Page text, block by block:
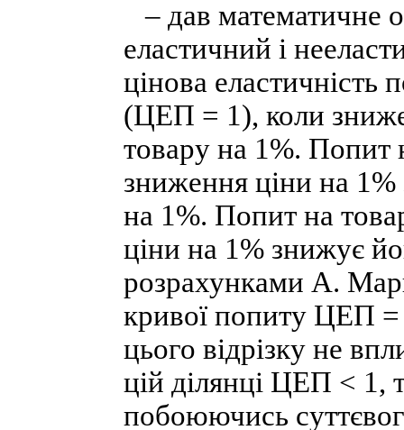
– дав математичне
еластичний і
цінова
(ЦЕП = 1), коли
товару на 1%. Попит
зниження ціни на
на 1%. Попит на
ціни на 1% знижує
розрахунками А.
кривої попиту ЦЕП =
цього відрізку не
цій ділянці ЦЕП < 1,
побоюючись